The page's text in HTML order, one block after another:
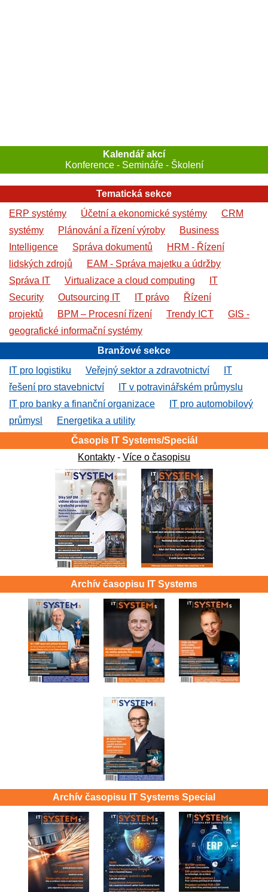
Kalendář akcí
Konference - Semináře - Školení
Tematická sekce
ERP systémy
Účetní a ekonomické systémy
CRM
systémy
Plánování a řízení výroby
Business
Intelligence
Správa dokumentů
HRM - Řízení
lidských zdrojů
EAM - Správa majetku a údržby
Správa IT
Virtualizace a cloud computing
IT
Security
Outsourcing IT IT právo
Řízení
projektů
BPM – Procesní řízení Trendy ICT
GIS -
geografické informační systémy
Branžové sekce
IT pro logistiku
Veřejný sektor a zdravotnictví
IT
řešení pro stavebnictví
IT v potravinářském průmyslu
IT pro banky a finanční organizace
IT pro automobilový
průmysl
Energetika a utility
Časopis IT Systems/Speciál
Kontakty - Více o časopisu
Archív časopisu IT Systems
Archív časopisu IT Systems Special